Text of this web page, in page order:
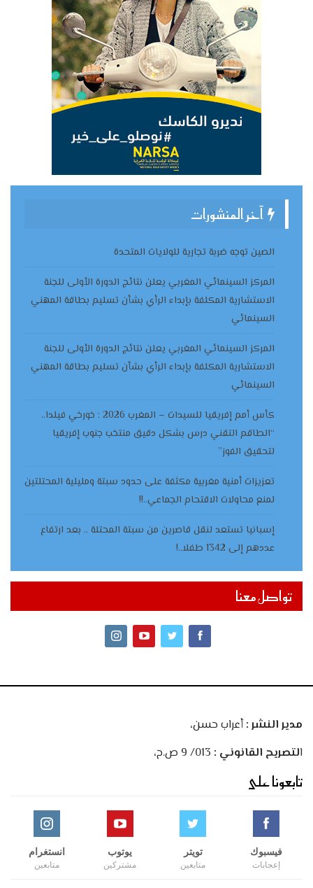
آخر المنشورات
الصين توجه ضربة تجارية للولايات المتحدة
المركز السينمائي المغربي يعلن نتائج الدورة الأولى للجنة
الاستشارية المكلفة بإبداء الرأي بشأن تسليم بطاقة المهني
السينمائي
المركز السينمائي المغربي يعلن نتائج الدورة الأولى للجنة
الاستشارية المكلفة بإبداء الرأي بشأن تسليم بطاقة المهني
السينمائي
كأس أمم إفريقيا للسيدات – المغرب 2026 : خورخي فيلدا..
“الطاقم التقني درس بشكل دقيق منتخب جنوب إفريقيا
لتحقيق الفوز”
تعزيزات أمنية مغربية مكثفة على حدود سبتة ومليلية المحتلتين
لمنع محاولات الاقتحام الجماعي..!!
إسبانيا تستعد لنقل قاصرين من سبتة المحتلة .. بعد ارتفاع
عددهم إلى 1342 طفلا..!
تواصل معنا
مدير النشر :أعراب حسن،
التصريح القانوني :
تابعونا على
فيسبوك
إعجابات
تويتر
متابعين
يوتوب
مشتركين
انستغرام
متابعين